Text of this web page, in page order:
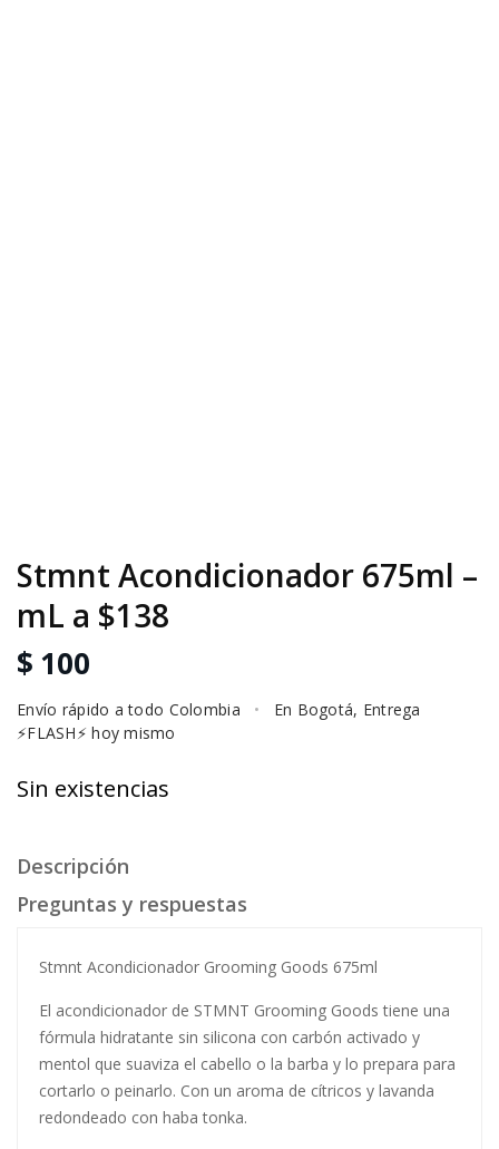
Stmnt Acondicionador 675ml –
mL a $138
$ 100
Envío rápido a todo Colombia •
En Bogotá, Entrega
⚡FLASH⚡ hoy mismo
Sin existencias
Descripción
Preguntas y respuestas
Stmnt Acondicionador Grooming Goods 675ml
El acondicionador de STMNT Grooming Goods tiene una
fórmula hidratante sin silicona con carbón activado y
mentol que suaviza el cabello o la barba y lo prepara para
cortarlo o peinarlo. Con un aroma de cítricos y lavanda
redondeado con haba tonka.